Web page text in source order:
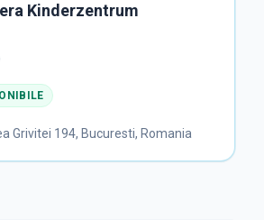
Kinderzentrum
Grivitei 194, Bucuresti, Romania